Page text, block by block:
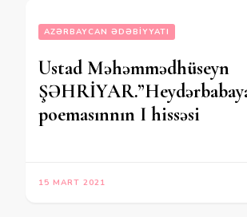
AZƏRBAYCAN ƏDƏBIYYATI
Ustad Məhəmmədhüseyn
poemasınnın I hissəsi
15 MART 2021